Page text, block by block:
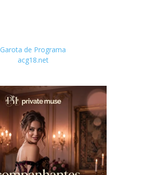
Garota de Programa
acg18.net